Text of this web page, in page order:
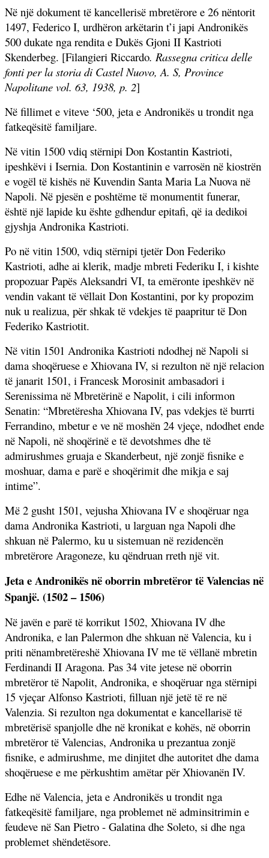
Në një dokument të kancellerisë mbretërore e 26 nëntorit
1497, Federico I, urdhëron arkëtarin t’i japi Andronikës
500 dukate nga rendita e Dukës Gjoni II Kastrioti
Skenderbeg. [Filangieri Riccardo. Rassegna critica delle
fonti per la storia di Castel Nuovo, A. S, Province
Napolitane vol. 63, 1938, p. 2]
Në fillimet e viteve ‘500, jeta e Andronikës u trondit nga
fatkeqësitë familjare.
Në vitin 1500 vdiq stërnipi Don Kostantin Kastrioti,
ipeshkëvi i Isernia. Don Kostantinin e varrosën në kiostrën
e vogël të kishës në Kuvendin Santa Maria La Nuova në
Napoli. Në pjesën e poshtëme të monumentit funerar,
është një lapide ku ështe gdhendur epitafi, që ia dedikoi
gjyshja Andronika Kastrioti.
Po në vitin 1500, vdiq stërnipi tjetër Don Federiko
Kastrioti, adhe ai klerik, madje mbreti Federiku I, i kishte
propozuar Papës Aleksandri VI, ta emëronte ipeshkëv në
vendin vakant të vëllait Don Kostantini, por ky propozim
nuk u realizua, për shkak të vdekjes të paapritur të Don
Federiko Kastriotit.
Në vitin 1501 Andronika Kastrioti ndodhej në Napoli si
dama shoqëruese e Xhiovana IV, si rezulton në një relacion
të janarit 1501, i Francesk Morosinit ambasadori i
Serenissima në Mbretërinë e Napolit, i cili informon
Senatin: “Mbretëresha Xhiovana IV, pas vdekjes të burrti
Ferrandino, mbetur e ve në moshën 24 vjeçe, ndodhet ende
në Napoli, në shoqërinë e të devotshmes dhe të
admirushmes gruaja e Skanderbeut, një zonjë fisnike e
moshuar, dama e parë e shoqërimit dhe mikja e saj
intime”.
Më 2 gusht 1501, vejusha Xhiovana IV e shoqëruar nga
dama Andronika Kastrioti, u larguan nga Napoli dhe
shkuan në Palermo, ku u sistemuan në rezidencën
mbretërore Aragoneze, ku qëndruan rreth një vit.
Jeta e Andronikës në oborrin mbretëror të Valencias në
Spanjë. (1502 – 1506)
Në javën e parë të korrikut 1502, Xhiovana IV dhe
Andronika, e lan Palermon dhe shkuan në Valencia, ku i
priti nënambretëreshë Xhiovana IV me të vëllanë mbretin
Ferdinandi II Aragona. Pas 34 vite jetese në oborrin
mbretëror të Napolit, Andronika, e shoqëruar nga stërnipi
15 vjeçar Alfonso Kastrioti, filluan një jetë të re në
Valenzia. Si rezulton nga dokumentat e kancellarisë të
mbretërisë spanjolle dhe në kronikat e kohës, në oborrin
mbretëror të Valencias, Andronika u prezantua zonjë
fisnike, e admirushme, me dinjitet dhe autoritet dhe dama
shoqëruese e me përkushtim amëtar për Xhiovanën IV.
Edhe në Valencia, jeta e Andronikës u trondit nga
fatkeqësitë familjare, nga problemet në adminsitrimin e
feudeve në San Pietro - Galatina dhe Soleto, si dhe nga
problemet shëndetësore.